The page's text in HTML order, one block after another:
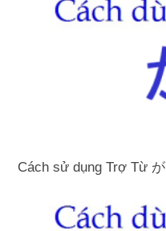
Cách sử dụng Trợ Từ が